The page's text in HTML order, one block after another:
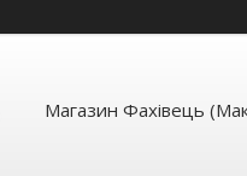
Магазин Фахівець